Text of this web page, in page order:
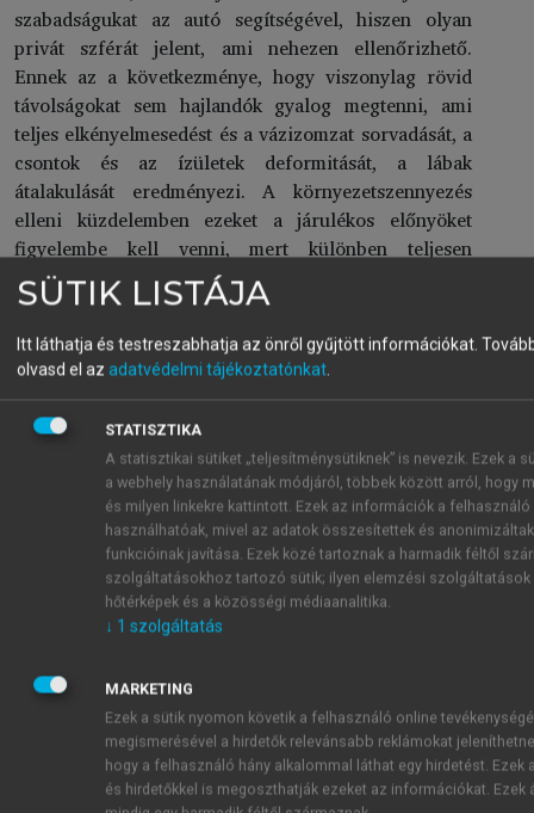
szabadságukat az autó segítségével, hiszen olyan
privát szférát jelent, ami nehezen ellenőrizhető.
Ennek az a következménye, hogy viszonylag rövid
távolságokat sem hajlandók gyalog megtenni, ami
teljes elkényelmesedést és a vázizomzat sorvadását, a
csontok és az ízületek deformitását, a lábak
átalakulását eredményezi. A környezetszennyezés
elleni küzdelemben ezeket a járulékos előnyöket
figyelembe kell venni, mert különben teljesen
felesleges a meggyőzés és az emberek nem fogják
önkorlátozó módon kevesebbet használni a
gépkocsijukat, pedig a Föld energiakészletének
kihasználása főleg a motorizáció eredménye. Tehát a
gépjárművek száma jelentősen megemelkedett és a
korszerűtlen motorok sem kerültek ki még a
közlekedésből. A motoros járművek száma ma
Magyarországon meghaladja a hárommilliót. Ennyi
járművet a hazai úthálózat nem bír el, különösen
azokat nem, akik a közlekedés szabályait sem tartják
be. Magyarországon a halálos közlekedési balesetek
a haláloki statisztika harmadik helyén állnak. Ennek
vezetési stílus, az alkoholos és a drogvagy
gyógyszerhatás és a járművek, valamint az utak rossz
műszaki állapota. Az alternatív közlekedési módok
(kerékpár, tömegközlekedés) azért nem népszerűek,
mert az utazási feltételek nem eléggé kulturáltak. A
SÜTIK LISTÁJA
Itt láthatja és testreszabhatja az önről gyűjtött információkat.
olvasd el az adatvédelmi tájékoztatónkat
STATISZTIKA
A statisztikai sütiket „teljesítménysütiknek” is nevezik. Ezek a
a webhely használatának módjáról, többek között arról, hogy
és milyen linkekre kattintott. Ezek az információk a
használhatóak, mivel az adatok összesítettek és
funkcióinak javítása. Ezek közé tartoznak a harmadik féltől
szolgáltatásokhoz tartozó sütik; ilyen elemzési
hőtérképek és a közösségi médiaanalitika.
↓ 1 szolgáltatás
MARKETING
Ezek a sütik nyomon követik a felhasználó online
megismerésével a hirdetők relevánsabb reklámokat
hogy a felhasználó hány alkalommal láthat egy hirdetést. Ezek
és hirdetőkkel is megoszthatják ezeket az információkat. Ezek